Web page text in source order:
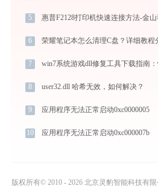
5 惠普F2128打印机快速连接方法-金
6 荣耀笔记本怎么清理C盘？详细教程
7 win7系统游戏dll修复工具下载指南
8 user32.dll 哈希无效，如何解决？
9 应用程序无法正常启动0xc0000005
10 应用程序无法正常启动0xc000007b
版权所有© 2010 - 2026 北京灵豹智能科技有限